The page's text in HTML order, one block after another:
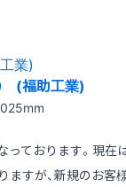
(福助工業)
っております。現在
ますが、新規のお客